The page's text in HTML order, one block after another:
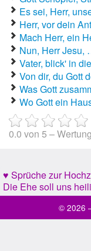
Es sei, Herr,
Herr, vor dein
Mach Herr, ein
Nun, Herr Jesu,
Vater, blick' in
Von dir, du Gott
Was Gott
Wo Gott ein
0.0 von 5 –
♥ Sprüche zur
Die Ehe soll uns
© 2026